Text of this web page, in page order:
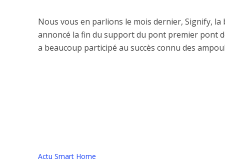
Nous vous en parlions le mois dernier, Signify, la
annoncé la fin du support du pont premier pont
a beaucoup participé au succès connu des
Actu Smart Home